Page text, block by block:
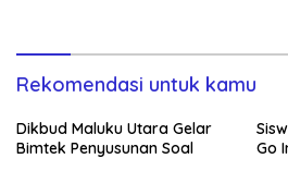
Rekomendasi untuk kamu
Dikbud Maluku Utara Gelar
Bimtek Penyusunan Soal
Go